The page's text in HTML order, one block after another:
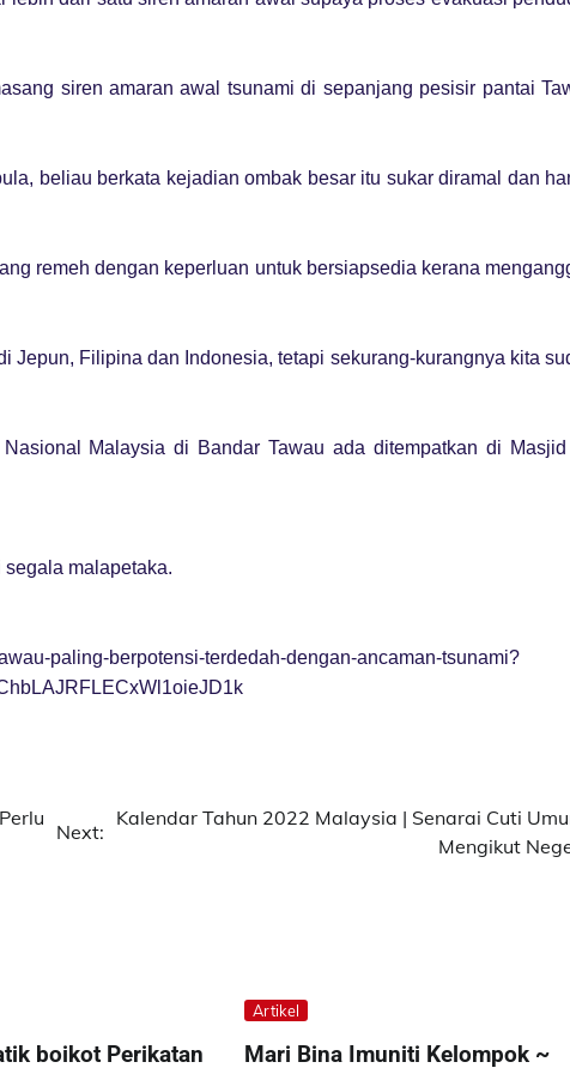
siren amaran awal tsunami di sepanjang pesisir pantai
beliau berkata kejadian ombak besar itu sukar diramal dan
remeh dengan keperluan untuk bersiapsedia kerana
Jepun, Filipina dan Indonesia, tetapi sekurang-kurangnya kita
Malaysia di Bandar Tawau ada ditempatkan di
malapetaka.
paling-berpotensi-terdedah-dengan-ancaman-tsunami?
Next:
Kalendar Tahun 2022 Malaysia | Senarai Cuti
Mengikut
boikot Perikatan
Artikel
Mari Bina Imuniti Kelompok ~